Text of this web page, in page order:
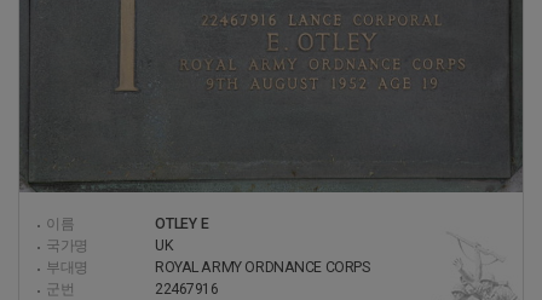
이름
OTLEY E
국가명
UK
부대명
ROYAL ARMY ORDNANCE CORPS
군번
22467916